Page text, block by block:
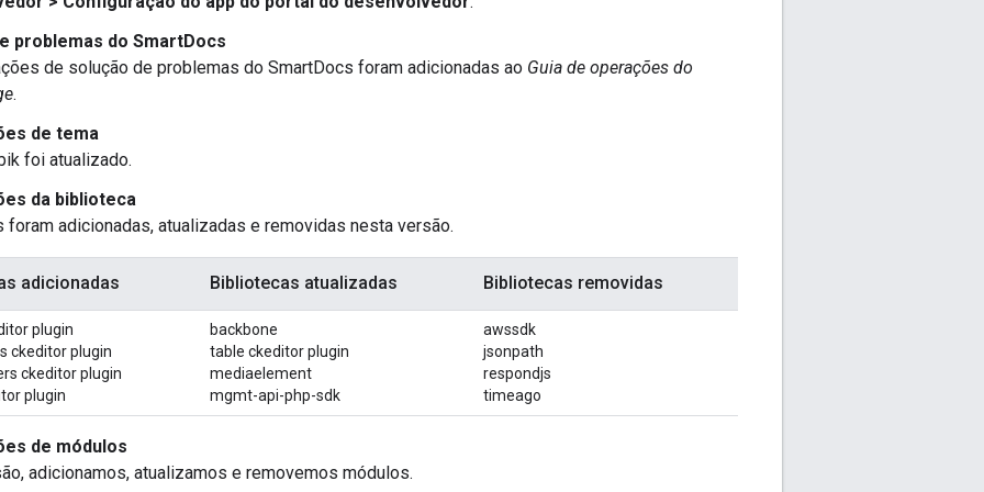
problemas do SmartDocs
de solução de problemas do SmartDocs foram adicionadas ao Guia de operações do
.
de tema
foi atualizado.
da biblioteca
foram adicionadas, atualizadas e removidas nesta versão.
adicionadas Bibliotecas atualizadas Bibliotecas removidas
plugin
ckeditor plugin
ckeditor plugin
plugin
backbone
table ckeditor plugin
mediaelement
mgmt-api-php-sdk
awssdk
jsonpath
respondjs
timeago
de módulos
adicionamos, atualizamos e removemos módulos.